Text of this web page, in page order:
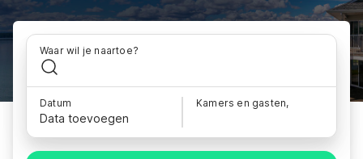
Waar wil je naartoe?
Datum
Data toevoegen
Kamers en gasten,